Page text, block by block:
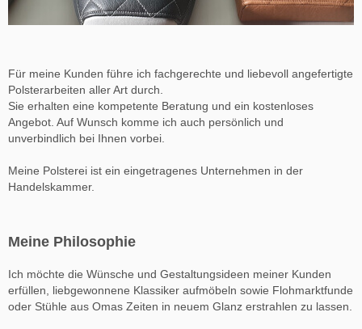
Für meine Kunden führe ich fachgerechte und liebevoll angefertigte
Polsterarbeiten aller Art durch.
Sie erhalten eine kompetente Beratung und ein kostenloses
Angebot. Auf Wunsch komme ich auch persönlich und
unverbindlich bei Ihnen vorbei.
Meine Polsterei ist ein eingetragenes Unternehmen in der
Handelskammer.
Meine Philosophie
Ich möchte die Wünsche und Gestaltungsideen meiner Kunden
erfüllen, liebgewonnene Klassiker aufmöbeln sowie Flohmarktfunde
oder Stühle aus Omas Zeiten in neuem Glanz erstrahlen zu lassen.